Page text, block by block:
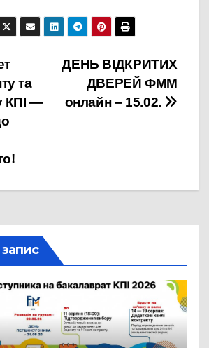
ДЕНЬ ВІДКРИТИХ
ДВЕРЕЙ ФММ
онлайн – 15.02.
та
КПІ —